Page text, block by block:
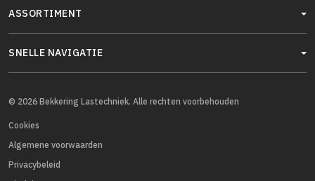
ASSORTIMENT
SNELLE NAVIGATIE
© 2026 Bekkering Lastechniek. Alle rechten voorbehouden
Cookies
Algemene voorwaarden
Privacybeleid